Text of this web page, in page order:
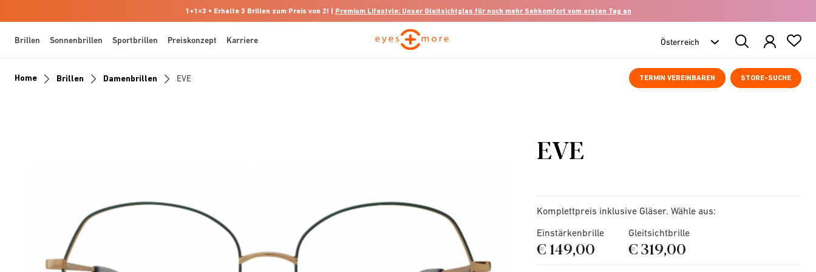
1+1=3 • Erhalte 3 Brillen zum Preis von 2! | Premium Lifestyle: Unser Gleitsichtglas für noch mehr Sehkomfort vom ersten Tag an
Brillen Sonnenbrillen Sportbrillen Preiskonzept Karriere
Search
Products
TERMIN VEREINBAREN STORE-SUCHE
Home Brillen Damenbrillen EVE
EVE
Komplettpreis inklusive Gläser. Wähle aus:
Einstärkenbrille
€ 149,00
Gleitsichtbrille
€ 319,00